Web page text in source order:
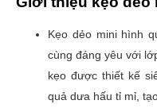
Kẹo dẻo mini hình
cùng đáng yêu với
kẹo được thiết kế
quả dưa hấu tỉ mỉ,
hấu”
Email của bạn sẽ
trường bắt buộc được